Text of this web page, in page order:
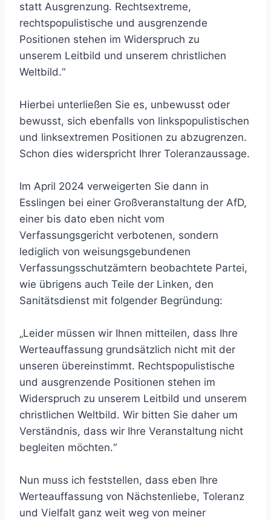
statt Ausgrenzung. Rechtsextreme,
rechtspopulistische und ausgrenzende
Positionen stehen im Widerspruch zu
unserem Leitbild und unserem christlichen
Weltbild.“
Hierbei unterließen Sie es, unbewusst oder
bewusst, sich ebenfalls von linkspopulistischen
und linksextremen Positionen zu abzugrenzen.
Schon dies widerspricht Ihrer Toleranzaussage.
Im April 2024 verweigerten Sie dann in
Esslingen bei einer Großveranstaltung der AfD,
einer bis dato eben nicht vom
Verfassungsgericht verbotenen, sondern
lediglich von weisungsgebundenen
Verfassungsschutzämtern beobachtete Partei,
wie übrigens auch Teile der Linken, den
Sanitätsdienst mit folgender Begründung:
„Leider müssen wir Ihnen mitteilen, dass Ihre
Werteauffassung grundsätzlich nicht mit der
unseren übereinstimmt. Rechtspopulistische
und ausgrenzende Positionen stehen im
Widerspruch zu unserem Leitbild und unserem
christlichen Weltbild. Wir bitten Sie daher um
Verständnis, dass wir Ihre Veranstaltung nicht
begleiten möchten.“
Nun muss ich feststellen, dass eben Ihre
Werteauffassung von Nächstenliebe, Toleranz
und Vielfalt ganz weit weg von meiner